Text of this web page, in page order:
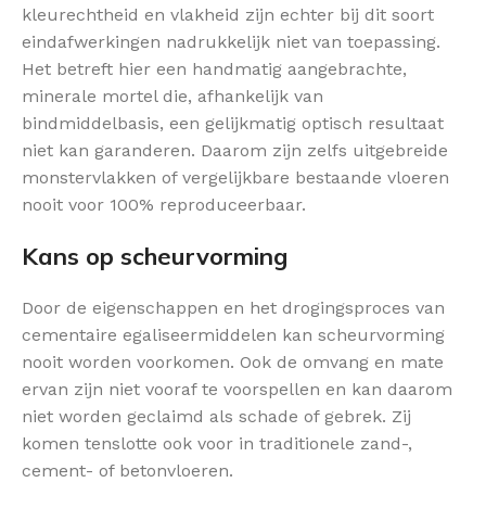
kleurechtheid en vlakheid zijn echter bij dit soort
eindafwerkingen nadrukkelijk niet van toepassing.
Het betreft hier een handmatig aangebrachte,
minerale mortel die, afhankelijk van
bindmiddelbasis, een gelijkmatig optisch resultaat
niet kan garanderen. Daarom zijn zelfs uitgebreide
monstervlakken of vergelijkbare bestaande vloeren
nooit voor 100% reproduceerbaar.
Kans op scheurvorming
Door de eigenschappen en het drogingsproces van
cementaire egaliseermiddelen kan scheurvorming
nooit worden voorkomen. Ook de omvang en mate
ervan zijn niet vooraf te voorspellen en kan daarom
niet worden geclaimd als schade of gebrek. Zij
komen tenslotte ook voor in traditionele zand-,
cement- of betonvloeren.